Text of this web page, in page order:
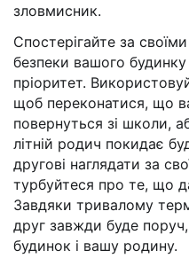
зловмисник.
Спостерігайте за
безпеки вашого будинку
пріоритет.
щоб переконатися, що
повернуться зі школи,
літній родич покидає
другові наглядати за
турбуйтеся про те, що
Завдяки тривалому
друг завжди буде
будинок і вашу родину.